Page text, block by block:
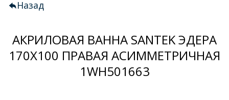
Унитазы
Мебель для ванных комнат
Назад
АКРИЛОВАЯ ВАННА SANTEK ЭДЕРА
170Х100 ПРАВАЯ АСИММЕТРИЧНАЯ
1WH501663